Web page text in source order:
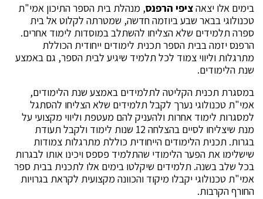
בימים אלו יצאהציפי הרפנס, מנהלת בית הספר התיכון אמי"ת
טכנולוגי בבאר שבע ביוזמה חדשה, שמטרתה לקלוט אל בית
ספרה תלמידים שלא הצליחו להשתלב במוסדות לימוד אחרים.
הרפנס יזמה בבית הספר תכנית לימודים ייחודית הכוללת
מתרגלות וליווי צמוד לכל תלמיד שיגיע לבית הספר, גם באמצע
שנת הלימודים.
במסגרת תכנית הקליטה לתלמידים באמצע שנת הלימודים,
אמי"ת טכנולוגי נערך לקבל תלמידים שלא הצליחו להסתגל
למסגרות לימוד אחרות ולהעניק להם מעטפת וליווי מקצועי על
מנת שיצליחו לסיים בהצלחה 12 שנות לימוד ולקבל תעודת
בגרות. תכנית הלימודים הייחודית כוללת מתרגלות צמודות
שישלימו את הפער הלימודי שהתלמיד פספס ויכינו אותו לבגרות
בכל שלב בשנה. תלמידים שיקלטו בימים אלו לתכנית בבית ספר
אמי"ת טכנולוגי יקבלו מיקוד והכוונה מקצועית לקראת בגרויות
החורף הקרבות.